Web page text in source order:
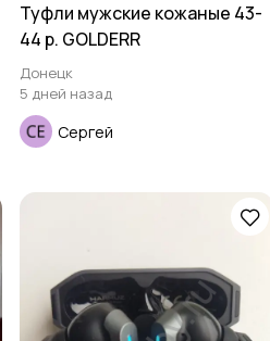
Туфли мужские кожаные 43-
44 р. GOLDERR
Донецк
5 дней назад
Сергей